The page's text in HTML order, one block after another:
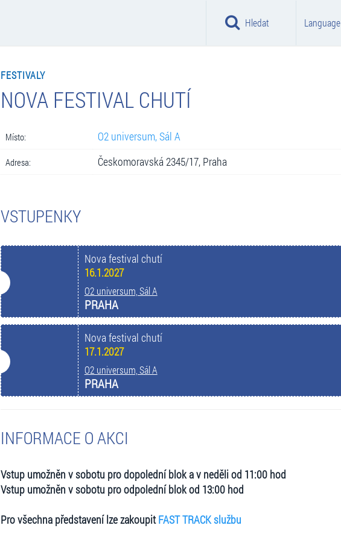
Hledat Language
FESTIVALY
NOVA FESTIVAL CHUTÍ
Místo: O2 universum, Sál A
Adresa: Českomoravská 2345/17, Praha
VSTUPENKY
Nova festival chutí
16.1.2027
O2 universum, Sál A
PRAHA
Nova festival chutí
17.1.2027
O2 universum, Sál A
PRAHA
INFORMACE O AKCI
Vstup umožněn v sobotu pro dopolední blok a v neděli od 11:00 hod
Vstup umožněn v sobotu pro odpolední blok od 13:00 hod
Pro všechna představení lze zakoupitFAST TRACK službu